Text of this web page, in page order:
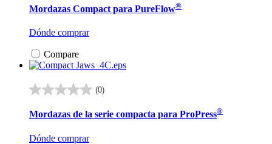
5
Mordazas Compact para PureFlow®
Dónde comprar
Compare
(0)
0.0
5
Mordazas de la serie compacta para ProPress®
Dónde comprar